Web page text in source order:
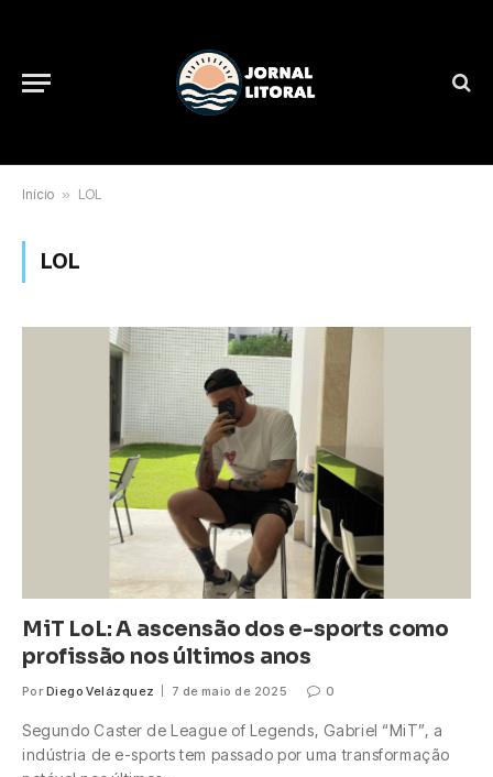
Início » LOL
LOL
MiT LoL: A ascensão dos e-sports como
profissão nos últimos anos
Por Diego Velázquez 7 de maio de 2025 0
Segundo Caster de League of Legends, Gabriel “MiT”, a
indústria de e-sports tem passado por uma transformação